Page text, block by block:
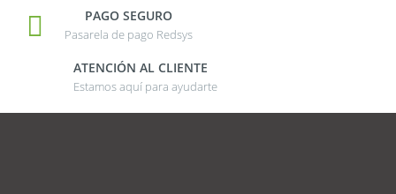
PAGO SEGURO
Pasarela de pago Redsys
ATENCIÓN AL CLIENTE
Estamos aquí para ayudarte